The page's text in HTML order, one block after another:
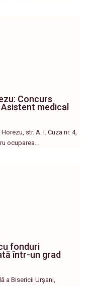
Concurs
medical
str. A. I. Cuza nr. 4,
ocuparea…
fonduri
într-un grad
a Bisericii Urșani,